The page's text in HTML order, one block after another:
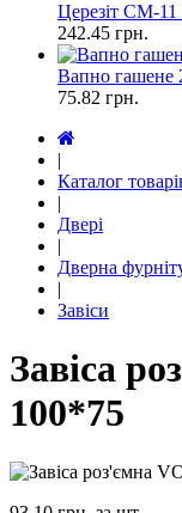
Церезіт СМ-11
242.45 грн.
Вапно гашене
75.82 грн.
|
Каталог
|
Двері
|
Дверна
|
Завіси
Завіса
100*75